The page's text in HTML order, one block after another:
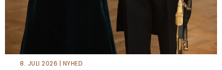
8. JULI 2026 | NYHED